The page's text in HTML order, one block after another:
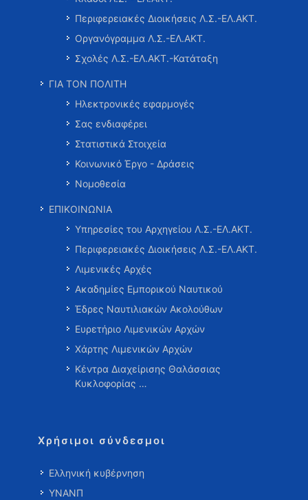
Περιφερειακές Διοικήσεις Λ.Σ.-ΕΛ.ΑΚΤ.
Οργανόγραμμα Λ.Σ.-ΕΛ.ΑΚΤ.
Σχολές Λ.Σ.-ΕΛ.ΑΚΤ.-Κατάταξη
ΓΙΑ ΤΟΝ ΠΟΛΙΤΗ
Ηλεκτρονικές εφαρμογές
Σας ενδιαφέρει
Στατιστικά Στοιχεία
Κοινωνικό Έργο - Δράσεις
Νομοθεσία
ΕΠΙΚΟΙΝΩΝΙΑ
Υπηρεσίες του Αρχηγείου Λ.Σ.-ΕΛ.ΑΚΤ.
Περιφερειακές Διοικήσεις Λ.Σ.-ΕΛ.ΑΚΤ.
Λιμενικές Αρχές
Ακαδημίες Εμπορικού Ναυτικού
Έδρες Ναυτιλιακών Ακολούθων
Ευρετήριο Λιμενικών Αρχών
Χάρτης Λιμενικών Αρχών
Κέντρα Διαχείρισης Θαλάσσιας
Κυκλοφορίας …
Χρήσιμοι σύνδεσμοι
Ελληνική κυβέρνηση
ΥΝΑΝΠ